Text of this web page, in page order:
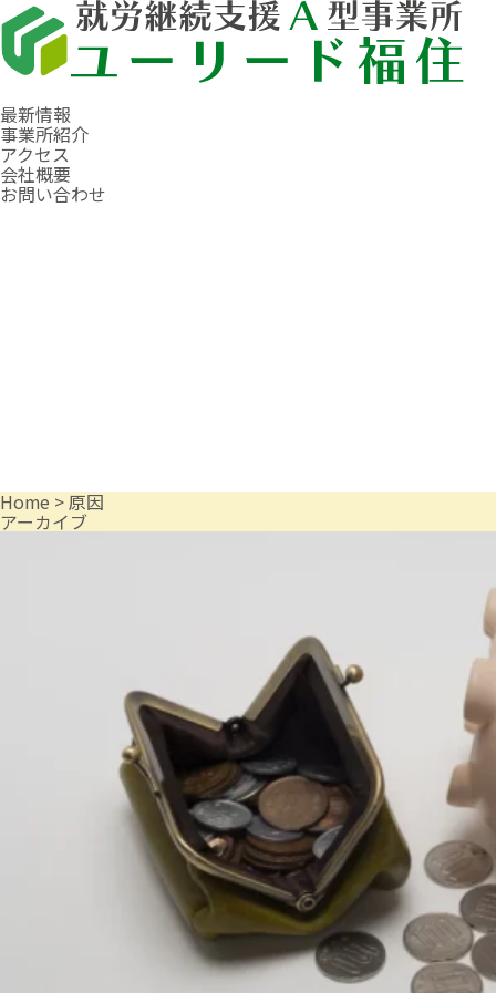
最新情報
事業所紹介
アクセス
会社概要
お問い合わせ
Home >原因
アーカイブ